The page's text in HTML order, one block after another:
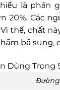
là phân
20%. Các
thế, chất
bổ sung,